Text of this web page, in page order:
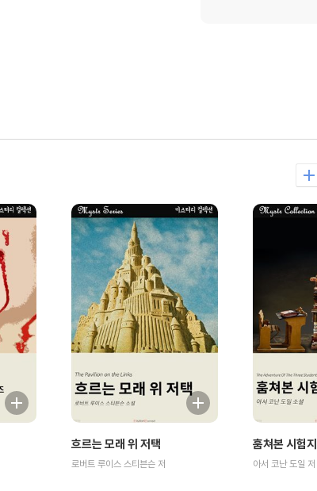
흐르는 모래 위 저택
로버트 루이스 스티븐슨 저
훔쳐본 시험지
아서 코난 도일 저